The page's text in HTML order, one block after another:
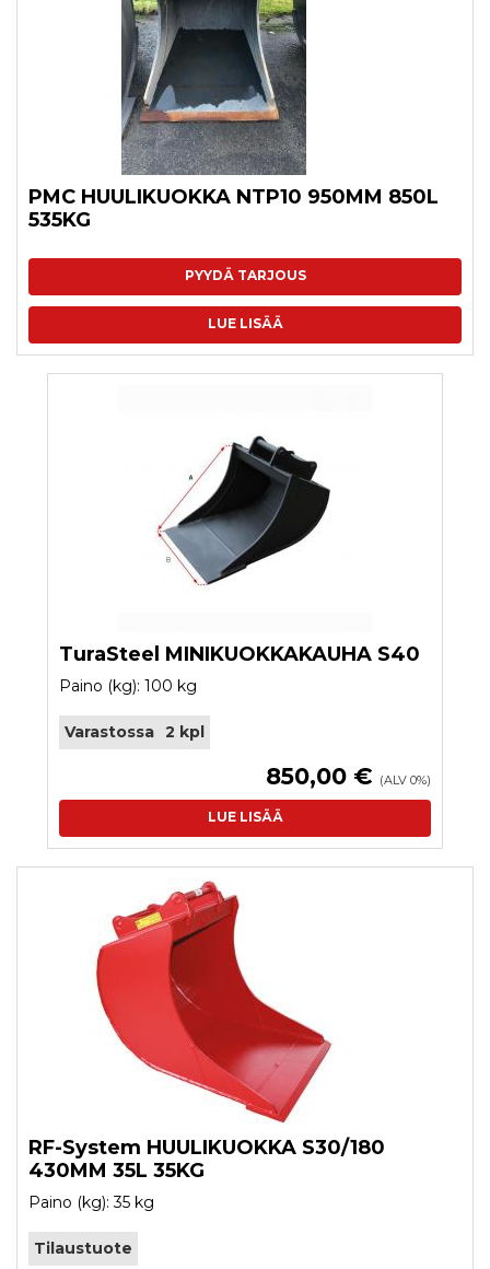
PMC HUULIKUOKKA NTP10 950MM 850L
535KG
PYYDÄ TARJOUS
LUE LISÄÄ
TuraSteel MINIKUOKKAKAUHA S40
Paino (kg): 100 kg
Varastossa 2 kpl
850,00 € (ALV 0%)
LUE LISÄÄ
RF-System HUULIKUOKKA S30/180
430MM 35L 35KG
Paino (kg): 35 kg
Tilaustuote